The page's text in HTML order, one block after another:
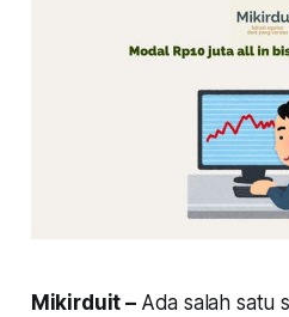
Mikirduit – Ada salah satu